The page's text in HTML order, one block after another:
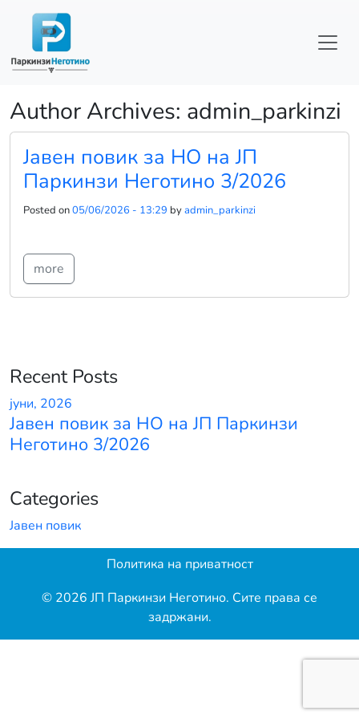
Skip to main content
Author Archives: admin_parkinzi
Јавен повик за НО на ЈП
Паркинзи Неготино 3/2026
Posted on05/06/2026 - 13:29 byadmin_parkinzi
more
Recent Posts
јуни, 2026
Јавен повик за НО на ЈП Паркинзи
Неготино 3/2026
Categories
Јавен повик
© 2026 ЈП Паркинзи Неготино. Сите права се
задржани.
Политика на приватност